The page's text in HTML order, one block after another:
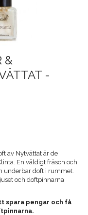
&
-
av Nytvättat är de
En väldigt fräsch och
underbar doft i rummet.
och doftpinnarna
spara pengar och få